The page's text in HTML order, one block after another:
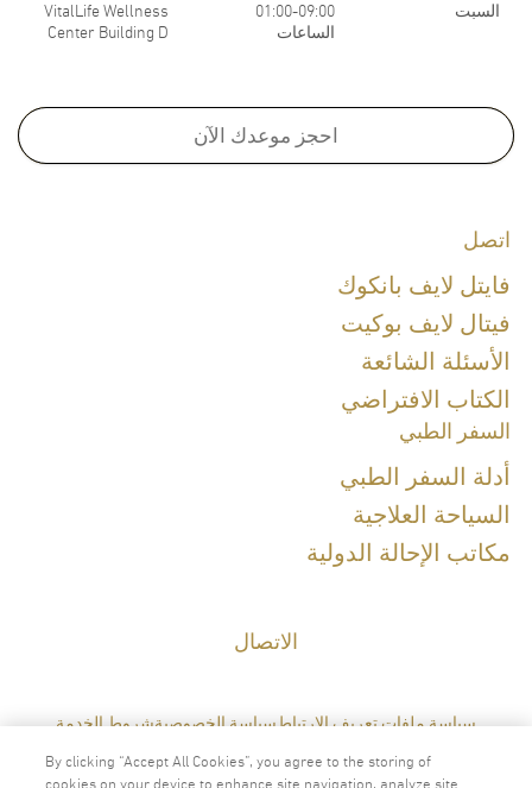
السبت
01:00-09:00
الساعات
VitalLife Wellness
Center Building D
M.D., Faculty of Medicine, Chulalongkorn University, Thailand, 2000
Diploma of the Thai Board of Family Medicine, 2007
Refreshing Course in Genomic Medicine for Thai board certified
physicians
Special Clinical Interests:
اللغات
احجز موعدك الآن
اتصل
فايتل لايف بانكوك
فيتال لايف بوكيت
الأسئلة الشائعة
الكتاب الافتراضي
السفر الطبي
أدلة السفر الطبي
السياحة العلاجية
مكاتب الإحالة الدولية
الاتصال
سياسة ملفات تعريف الارتباطسياسة الخصوصيةشروط الخدمة
By clicking “Accept All Cookies”, you agree to the storing of
cookies on your device to enhance site navigation, analyze site